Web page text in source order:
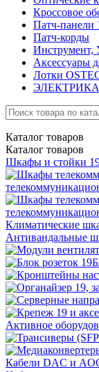
Кроссовое
Патч-панели
Патч-корды
Инструмент,
Аксессуары
Лотки
ЭЛЕКТРИКА
Каталог товаров
Каталог товаров
Шкафы и стойки
Климатические
Антивандальные
Активное
Кабели DAC и